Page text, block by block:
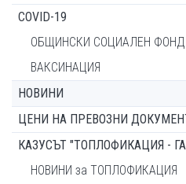
COVID-19
ОБЩИНСКИ СОЦИАЛЕН ФОНД
ВАКСИНАЦИЯ
НОВИНИ
ЦЕНИ НА ПРЕВОЗНИ
КАЗУСЪТ "ТОПЛОФИКАЦИЯ -
НОВИНИ за ТОПЛОФИКАЦИЯ